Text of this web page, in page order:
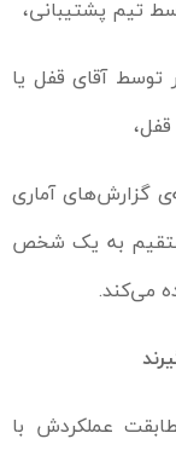
توسط آقای قفل یا
گزارش‌های آماری
به یک شخص
می‌کند.
عملکردش با